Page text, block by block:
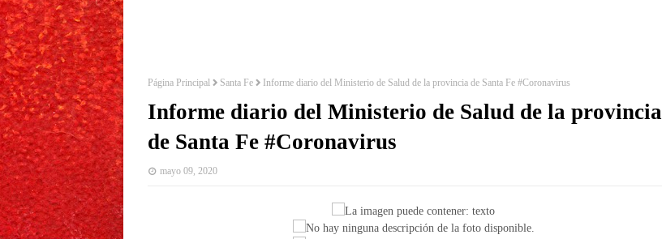
Página Principal Santa Fe Informe diario del Ministerio de Salud de la provincia de Santa Fe #Coronavirus
Informe diario del Ministerio de Salud de la provincia
de Santa Fe #Coronavirus
mayo 09, 2020